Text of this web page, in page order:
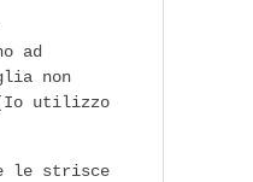
ad
non
utilizzo
le strisce